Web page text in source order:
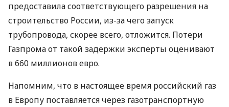
предоставила соответствующего разрешения на
строительство России, из-за чего запуск
трубопровода, скорее всего, отложится. Потери
Газпрома от такой задержки эксперты оценивают
в 660 миллионов евро.
Напомним, что в настоящее время российский газ
в Европу поставляется через газотранспортную